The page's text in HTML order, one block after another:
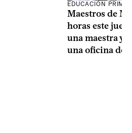
EDUCACIÓN
Maestros de
horas este
una maestra y
una oficina de